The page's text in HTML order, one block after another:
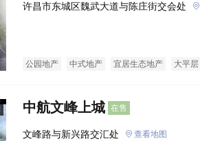
许昌市东城区魏武大道与陈庄街交会处
公园地产 中式地产 宜居生态地产 大平层
中航文峰上城 在售
文峰路与新兴路交汇处 查看地图